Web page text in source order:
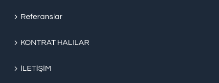
Referanslar
KONTRAT HALILAR
İLETİŞİM